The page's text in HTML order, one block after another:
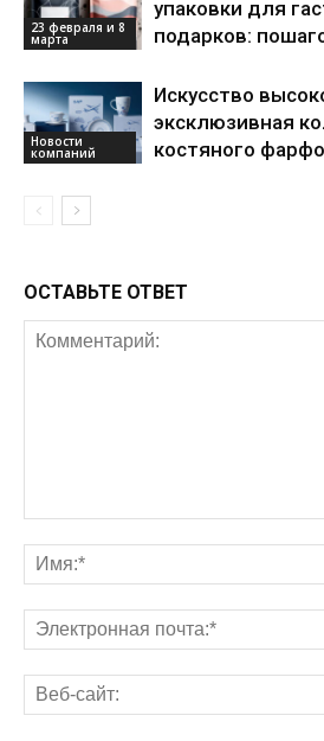
23 февраля и 8
марта
упаковки для
подарков:
Новости
компаний
Искусство
эксклюзивная
костяного
ОСТАВЬТЕ ОТВЕТ